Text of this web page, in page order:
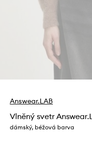
Answear.LAB
Vlněný svetr
dámský, béžová barva